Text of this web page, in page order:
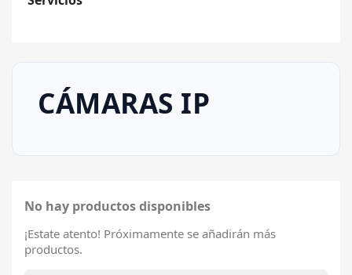
CÁMARAS IP
No hay productos disponibles
¡Estate atento! Próximamente se añadirán más
productos.